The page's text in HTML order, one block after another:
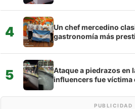
4
Un chef mercedino
gastronomía más
5
Ataque a piedrazos en
influencers fue víctima
PUBLICIDAD